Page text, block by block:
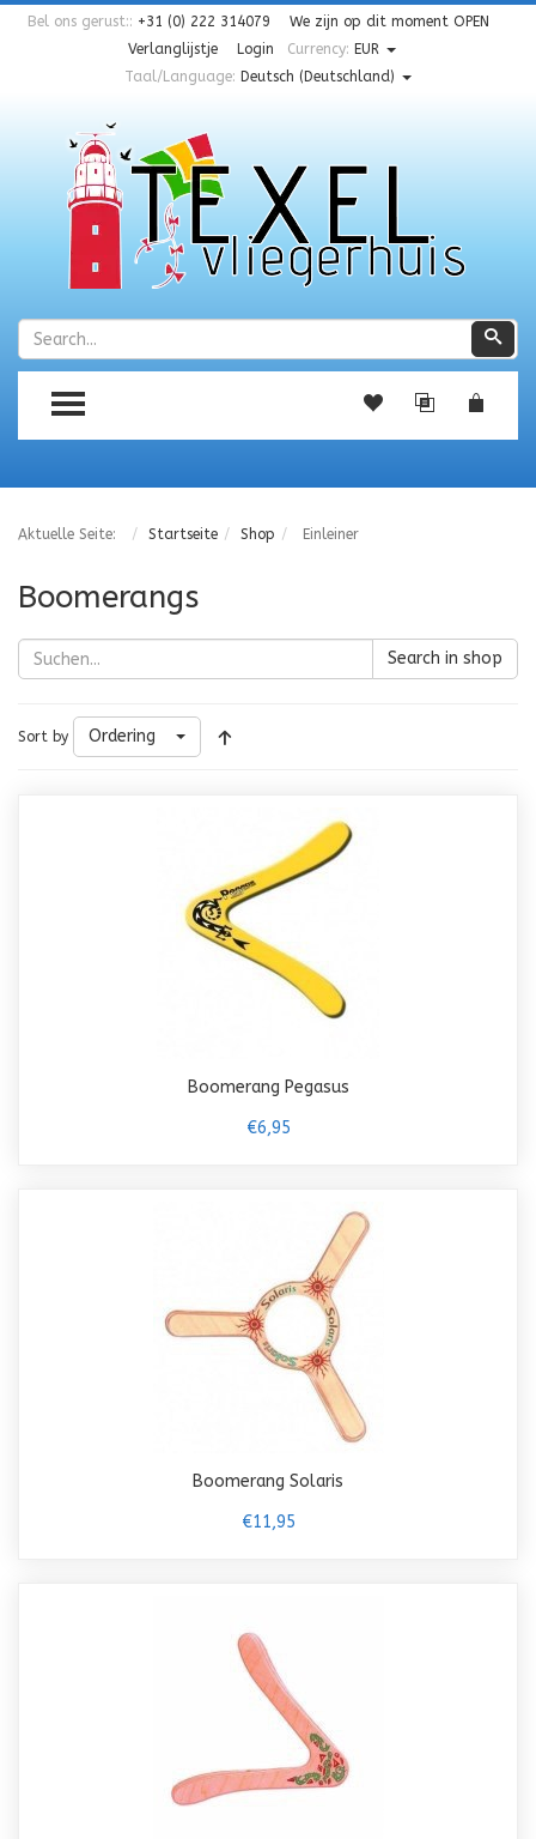
Bel ons gerust:: +31 (0) 222 314079 We zijn op dit moment OPEN
Verlanglijstje
Login Currency: EUR
Taal/Language: Deutsch (Deutschland)
Zoeken
TOGGLE MENU
Aktuelle Seite: Startseite Shop Einleiner
Boomerangs
Search in shop
Sort by Ordering
Boomerang Pegasus
€6,95
Boomerang Solaris
€11,95